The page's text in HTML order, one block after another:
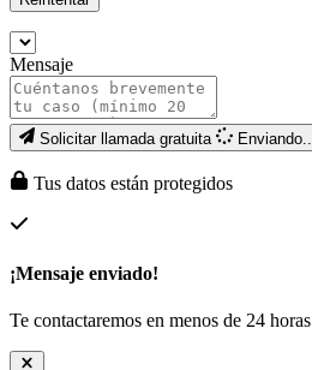
Mensaje
Solicitar llamada gratuita Enviando...
Tus datos están protegidos
¡Mensaje enviado!
Te contactaremos en menos de 24 horas